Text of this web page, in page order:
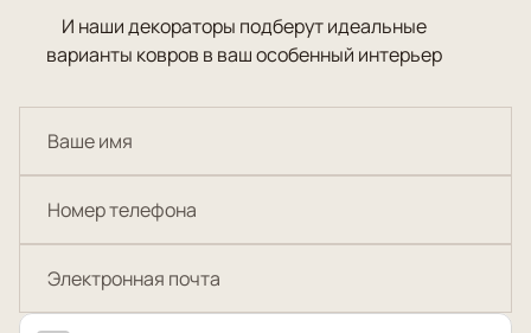
И наши декораторы подберут идеальные
варианты ковров в ваш особенный интерьер